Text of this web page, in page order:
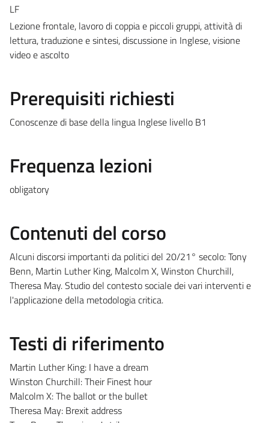
LF
Lezione frontale, lavoro di coppia e piccoli gruppi, attività di
lettura, traduzione e sintesi, discussione in Inglese, visione
video e ascolto
Prerequisiti richiesti
Conoscenze di base della lingua Inglese livello B1
Frequenza lezioni
obligatory
Contenuti del corso
Alcuni discorsi importanti da politici del 20/21° secolo: Tony
Benn, Martin Luther King, Malcolm X, Winston Churchill,
Theresa May. Studio del contesto sociale dei vari interventi e
l'applicazione della metodologia critica.
Testi di riferimento
Martin Luther King: I have a dream
Winston Churchill: Their Finest hour
Malcolm X: The ballot or the bullet
Theresa May: Brexit address